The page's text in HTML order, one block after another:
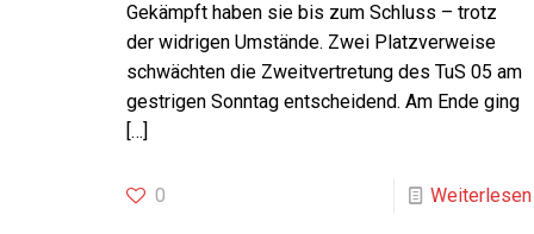
Gekämpft haben sie bis zum Schluss – trotz
der widrigen Umstände. Zwei Platzverweise
schwächten die Zweitvertretung des TuS 05 am
gestrigen Sonntag entscheidend. Am Ende ging
[…]
0 Weiterlesen